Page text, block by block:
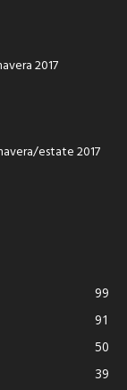
2017
estate 2017
99
91
50
39